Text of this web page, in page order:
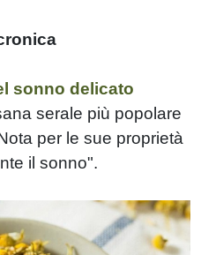
sonno delicato
serale più popolare
per le sue proprietà
il sonno".